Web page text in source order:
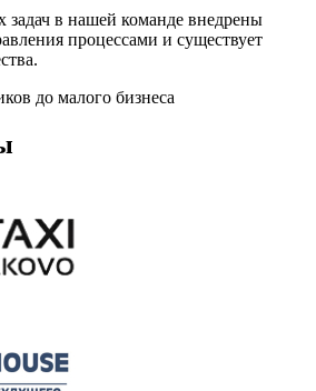
в нашей команде внедрены
процессами и существует
до малого бизнеса